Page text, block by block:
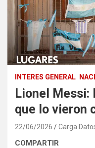
INTERES GENERAL
Lionel Messi:
que lo vieron
22/06/2026 Carga
COMPARTIR